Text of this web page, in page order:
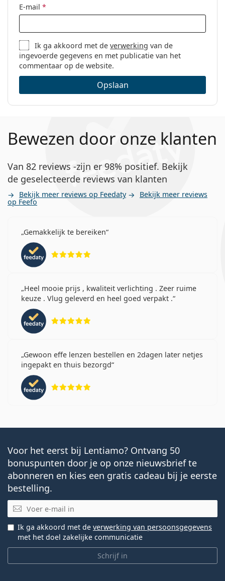
E-mail *
Ik ga akkoord met deverwerking van de
ingevoerde gegevens en met publicatie van het
commentaar op de website.
Opslaan
Bewezen door onze klanten
Van 82 reviews -zijn er 98% positief. Bekijk
de geselecteerde reviews van klanten
Bekijk meer reviews op Feedaty Bekijk meer reviews
op Feefo
Gemakkelijk te bereiken
Heel mooie prijs , kwaliteit verlichting . Zeer ruime
keuze . Vlug geleverd en heel goed verpakt .
Gewoon effe lenzen bestellen en 2dagen later netjes
ingepakt en thuis bezorgd
Voor het eerst bij Lentiamo? Ontvang 50
bonuspunten door je op onze nieuwsbrief te
abonneren en kies een gratis cadeau bij je eerste
bestelling.
E-mail
Schrijf in
Ik ga akkoord met de verwerking van persoonsgegevens
met het doel zakelijke communicatie